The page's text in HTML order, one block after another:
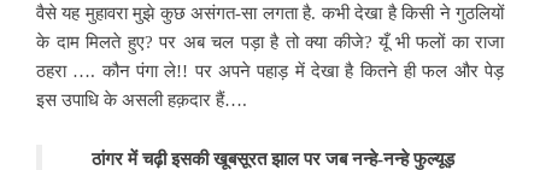
वैसे यह मुहावरा मुझे कुछ असंगत-सा लगता है. कभी देखा है किसी ने गुठलियों
के दाम मिलते हुए? पर अब चल पड़ा है तो क्या कीजे? यूँ भी फलों का राजा
ठहरा …. कौन पंगा ले!! पर अपने पहाड़ में देखा है कितने ही फल और पेड़
इस उपाधि के असली हक़दार हैं….
ठांगर में चढ़ी इसकी खूबसूरत झाल पर जब नन्हे-नन्हे फुल्यूड़